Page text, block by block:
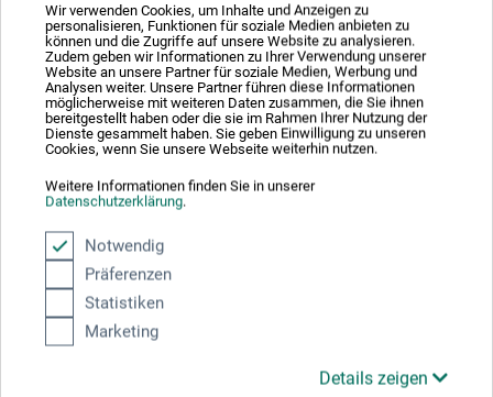
Wir verwenden Cookies, um Inhalte und Anzeigen zu
personalisieren, Funktionen für soziale Medien anbieten zu
können und die Zugriffe auf unsere Website zu analysieren.
Zudem geben wir Informationen zu Ihrer Verwendung unserer
Website an unsere Partner für soziale Medien, Werbung und
Analysen weiter. Unsere Partner führen diese Informationen
möglicherweise mit weiteren Daten zusammen, die Sie ihnen
bereitgestellt haben oder die sie im Rahmen Ihrer Nutzung der
Dienste gesammelt haben. Sie geben Einwilligung zu unseren
Cookies, wenn Sie unsere Webseite weiterhin nutzen.
Weitere Informationen finden Sie in unserer
Datenschutzerklärung.
Notwendig
Präferenzen
Statistiken
Marketing
Details zeigen
zzgl. Versandkosten